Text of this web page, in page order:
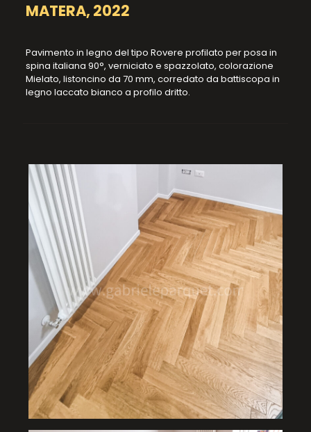
MATERA, 2022
Pavimento in legno del tipo Rovere profilato per posa in
spina italiana 90°, verniciato e spazzolato, colorazione
Mielato, listoncino da 70 mm, corredato da battiscopa in
legno laccato bianco a profilo dritto.